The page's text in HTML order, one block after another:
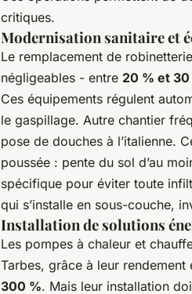
critiques.
Modernisation sanitaire et
Le remplacement de
négligeables - entre 20 % et 30
Ces équipements régulent
le gaspillage. Autre chantier
pose de douches à l’italienne.
poussée : pente du sol d’au
spécifique pour éviter toute
qui s’installe en sous-couche,
Installation de solutions
Les pompes à chaleur et
Tarbes, grâce à leur
300 %. Mais leur installation